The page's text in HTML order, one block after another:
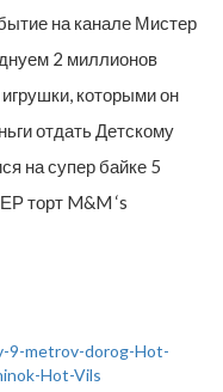
на канале Мистер
2 миллионов
которыми он
отдать Детскому
на супер байке 5
торт M&M ‘s